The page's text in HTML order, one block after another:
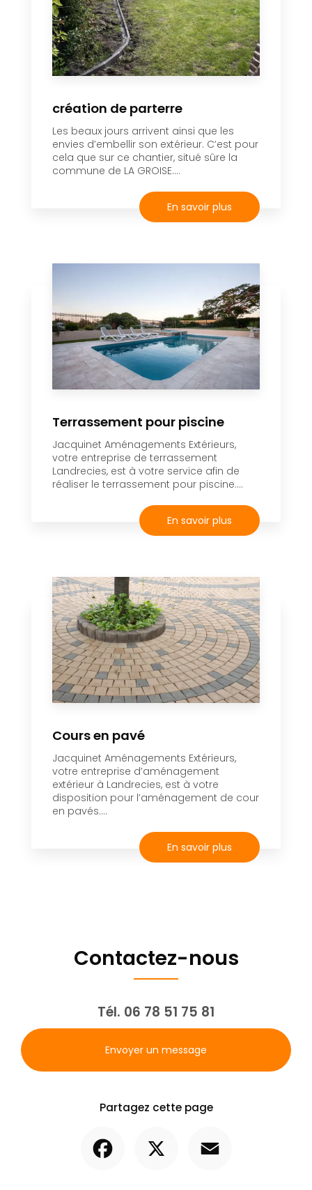
création de parterre
Les beaux jours arrivent ainsi que les
envies d’embellir son extérieur. C’est pour
cela que sur ce chantier, situé sûre la
commune de LA GROISE....
En savoir plus
Terrassement pour piscine
Jacquinet Aménagements Extérieurs,
votre entreprise de terrassement
Landrecies, est à votre service afin de
réaliser le terrassement pour piscine....
En savoir plus
Cours en pavé
Jacquinet Aménagements Extérieurs,
votre entreprise d’aménagement
extérieur à Landrecies, est à votre
disposition pour l’aménagement de cour
en pavés....
En savoir plus
Contactez-nous
Tél. 06 78 51 75 81
Envoyer un message
Partagez cette page